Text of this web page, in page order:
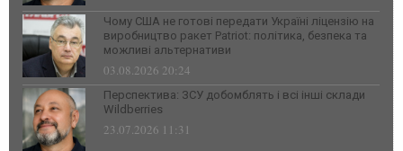
Чому США не готові передати Україні ліцензію на
виробництво ракет Patriot: політика, безпека та
можливі альтернативи
03.08.2026 20:24
Перспектива: ЗСУ добомблять і всі інші склади
Wildberries
23.07.2026 11:31